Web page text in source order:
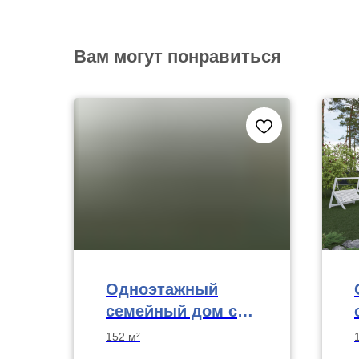
Вам могут понравиться
Одноэтажный
семейный дом с
четырьмя
152 м²